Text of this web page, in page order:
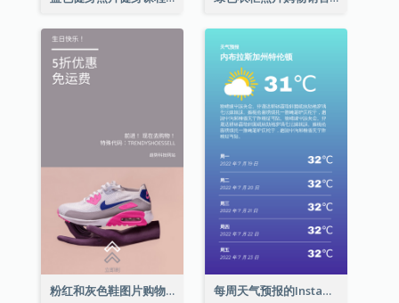
粉红和灰色鞋图片购物中心Instagram限时动态 每周天气预报的Instagram限时动态